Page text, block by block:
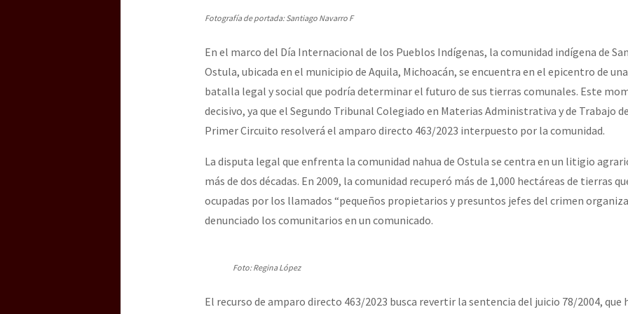
Dia 1: Encontro “Guerra contra a Humanidade”
[CDMX – 20 julio] Jornadas globales por la libertad de Jesús Plácido Galindo y el alto a la
Se o México sabe, que o mundo saiba! Nossas lutas pela memória, a justiça e a dignidade
Fotografía de portada: Santiago Navarro F
En el marco del Día Internacional de los Pueblos Indígenas, la comunidad indígena de
Ostula, ubicada en el municipio de Aquila, Michoacán, se encuentra en el epicentro de
batalla legal y social que podría determinar el futuro de sus tierras comunales. Este
decisivo, ya que el Segundo Tribunal Colegiado en Materias Administrativa y de Trabajo
Primer Circuito resolverá el amparo directo 463/2023 interpuesto por la comunidad.
La disputa legal que enfrenta la comunidad nahua de Ostula se centra en un litigio
más de dos décadas. En 2009, la comunidad recuperó más de 1,000 hectáreas de tierras
ocupadas por los llamados “pequeños propietarios y presuntos jefes del crimen
denunciado los comunitarios en un comunicado.
Foto: Regina López
El recurso de amparo directo 463/2023 busca revertir la sentencia del juicio 78/2004, que